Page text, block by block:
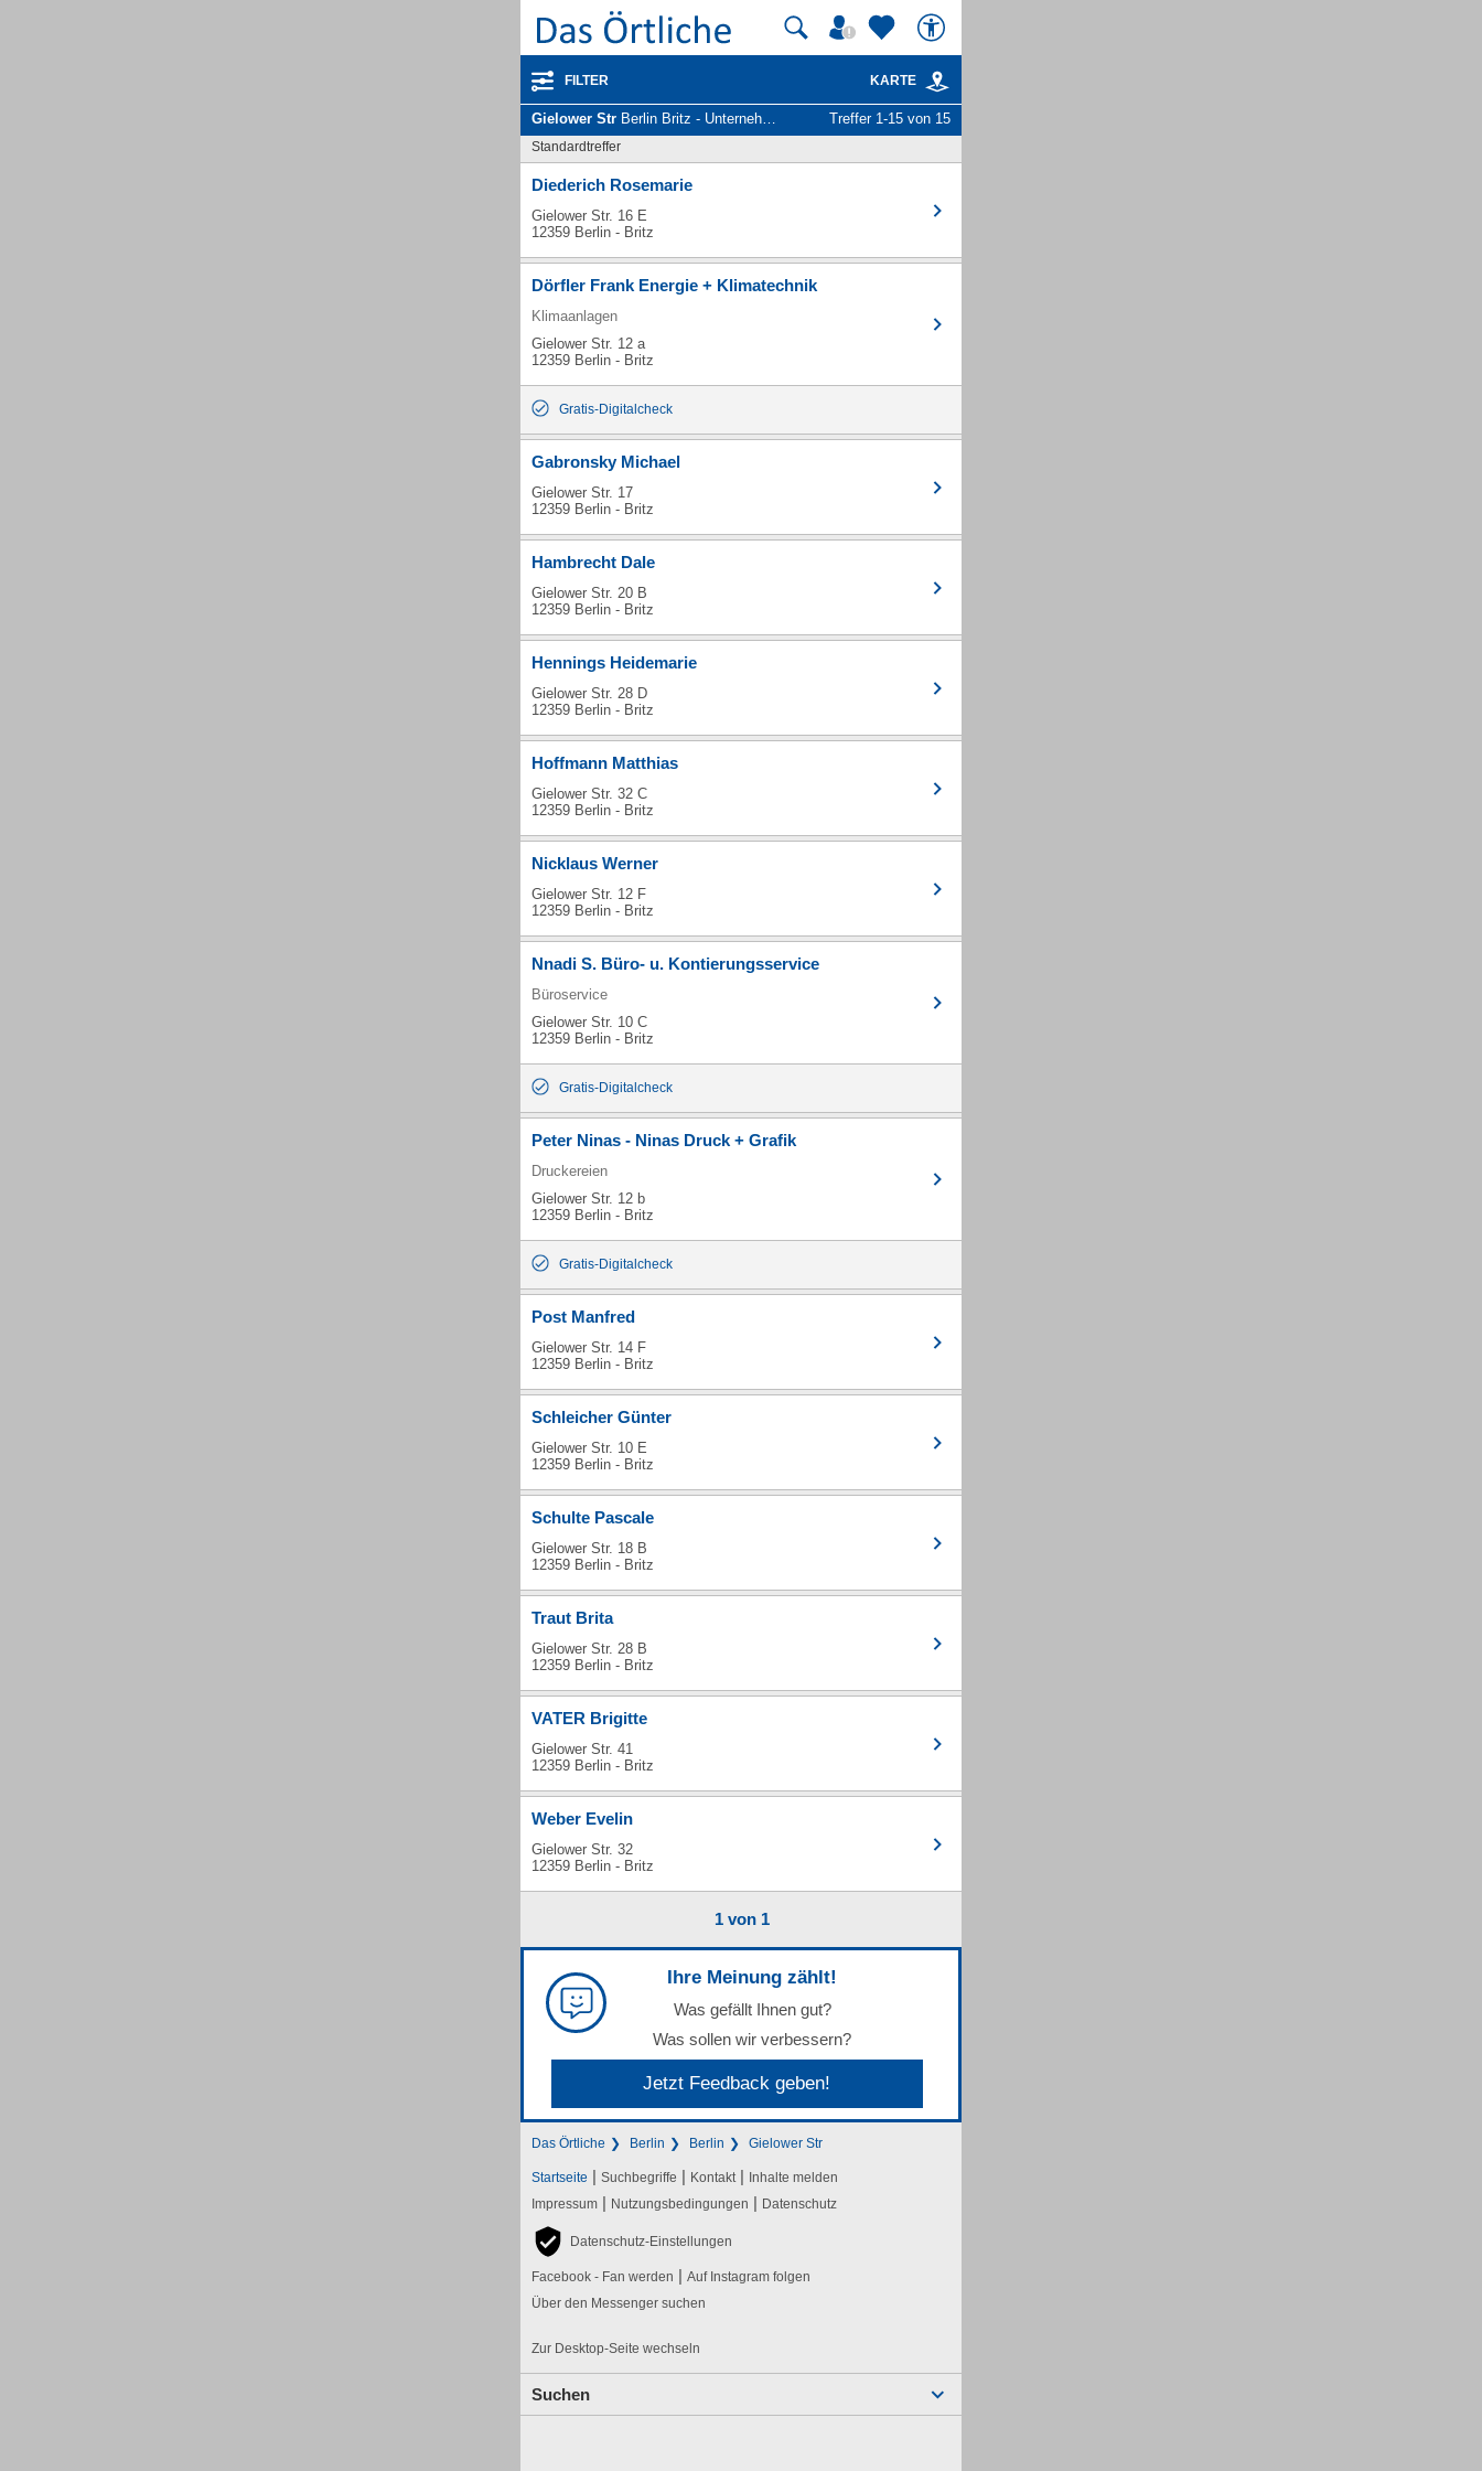
FILTER KARTE
Gielower Str Berlin Britz - Unternehmen und Personen Treffer 1-15 von 15
Standardtreffer
Diederich Rosemarie
Gielower Str. 16 E
12359 Berlin - Britz
Dörfler Frank Energie + Klimatechnik
Klimaanlagen
Gielower Str. 12 a
12359 Berlin - Britz
Gratis-Digitalcheck
Gabronsky Michael
Gielower Str. 17
12359 Berlin - Britz
Hambrecht Dale
Gielower Str. 20 B
12359 Berlin - Britz
Hennings Heidemarie
Gielower Str. 28 D
12359 Berlin - Britz
Hoffmann Matthias
Gielower Str. 32 C
12359 Berlin - Britz
Nicklaus Werner
Gielower Str. 12 F
12359 Berlin - Britz
Nnadi S. Büro- u. Kontierungsservice
Büroservice
Gielower Str. 10 C
12359 Berlin - Britz
Gratis-Digitalcheck
Peter Ninas - Ninas Druck + Grafik
Druckereien
Gielower Str. 12 b
12359 Berlin - Britz
Gratis-Digitalcheck
Post Manfred
Gielower Str. 14 F
12359 Berlin - Britz
Schleicher Günter
Gielower Str. 10 E
12359 Berlin - Britz
Schulte Pascale
Gielower Str. 18 B
12359 Berlin - Britz
Traut Brita
Gielower Str. 28 B
12359 Berlin - Britz
VATER Brigitte
Gielower Str. 41
12359 Berlin - Britz
Weber Evelin
Gielower Str. 32
12359 Berlin - Britz
1 von 1
Ihre Meinung zählt!
Was gefällt Ihnen gut?
Was sollen wir verbessern?
Jetzt Feedback geben!
Das Örtliche Berlin Berlin Gielower Str
Startseite | Suchbegriffe | Kontakt | Inhalte melden
Impressum | Nutzungsbedingungen | Datenschutz
Datenschutz-Einstellungen
Facebook - Fan werden | Auf Instagram folgen
Über den Messenger suchen
Zur Desktop-Seite wechseln
Suchen